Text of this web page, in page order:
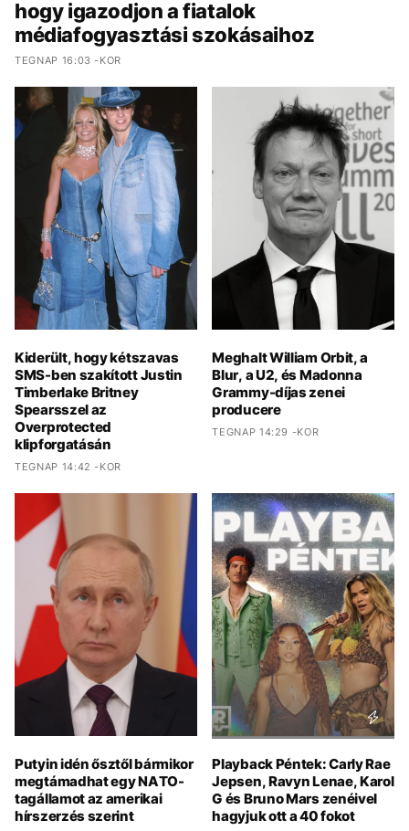
hogy igazodjon a fiatalok
médiafogyasztási szokásaihoz
TEGNAP 16:03 -KOR
Kiderült, hogy kétszavas
SMS-ben szakított Justin
Timberlake Britney
Spearsszel az
Overprotected
klipforgatásán
TEGNAP 14:42 -KOR
Meghalt William Orbit, a
Blur, a U2, és Madonna
Grammy-díjas zenei
producere
TEGNAP 14:29 -KOR
Putyin idén ősztől bármikor
megtámadhat egy NATO-
tagállamot az amerikai
hírszerzés szerint
Playback Péntek: Carly Rae
Jepsen, Ravyn Lenae, Karol
G és Bruno Mars zenéivel
hagyjuk ott a 40 fokot